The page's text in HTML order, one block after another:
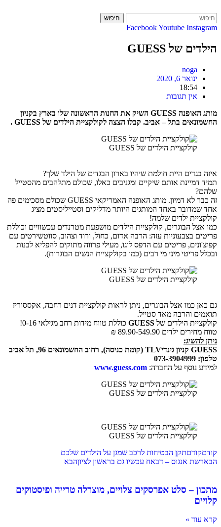
to
content
חיפוש
FacebookYoutube Instagram
הילדים של GUESS
noga
ינואר 6, 2020
18:54
אין תגובות
מותג האופנה GUESS השיק את החנות הראשונה שלו בארץ בקניון
החשמונאים בתל – אביב. קבלו הצצה לקולקציית הילדים של GUESS .
קולקציית הילדים של GUESS
איזה בגדים היית חולמת שיהיו בארון הבגדים של הילד שלך?
תמיד דמיינת אותם שיקיים ומגניבים כאלו, שכולם מתלהבים מהסטייל
שלהם?
זה כבר לא דמיון. מותג האופנה האמריקאי GUESS שכולם מסכימים פה
אחד שמדובר באחד המותגים היותר מדליקים וסטייליסטים מציג
קולקציית ילדים שלמה!
כמו אצל הבוגרים, קולקציית הילדים מושפעת מטרנדים עכשוויים וכוללת
פריטים בצבעוניות עזה: הרבה אדום, כחול, ורוד וצהוב, סווטשירטים עם
קפוצ'ונים, פריטים עם הדפס לוגו, מעילי פרווה מתוקים להפליא לבנות
ובכלל פריטי מיני מי רבים (כמו בקולקציית הנשים הבוגרות).
קולקציית הילדים של GUESS
גם כאן כמו אצל הבוגרים, ניתן לראות קולקציית דנים רחבה, אקססוריז
תואמים והרבה מאד סטייל.
קולקציית הילדים של GUESS כוללת טווח מידות רחב מגילאי 0-16!
טווח מחירים ילדים 89.90-549.90 ₪
ניתן להשיג:
GUESS קניון גינדיTLV (קומת כניסה), רחוב החשמונאים 96, תל אביב
טלפון: 073-3904999
למידע נוסף על החברה: www.guess.com
קולקציית הילדים של GUESS
קולקציית הילדים של GUESS
קודםקודםתקן הבטיחות לרכב שמגן על הילדים שלכם
הבארשת אנגוס – דבאח עכשיו גם בראשון לציוןהבא
מתכון – סלט אפרסקים צלויים, מוצרלה טרייה ופיסטוקים
קלויים
קרא עוד »